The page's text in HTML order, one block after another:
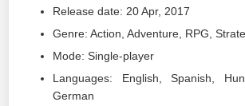
Release date: 20 Apr, 2017
Genre: Action, Adventure, RPG,
Mode: Single-player
Languages: English, Spanish,
German